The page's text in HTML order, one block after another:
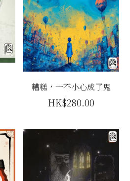
糟糕，一不小心成了鬼
HK$280.00